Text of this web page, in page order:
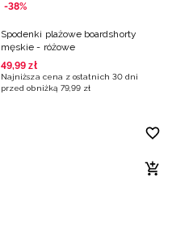
-38%
Spodenki plażowe boardshorty
męskie - różowe
49,99 zł
Najniższa cena z ostatnich 30 dni
przed obniżką 79,99 zł